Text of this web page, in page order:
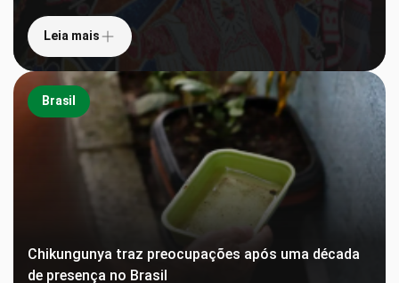
Leia mais
Brasil
Chikungunya traz preocupações após uma década
de presença no Brasil